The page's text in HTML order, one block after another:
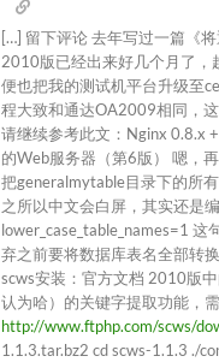
[…] 留下评论 去年写过一篇《
2010版已经出来好几个月了，
便也把我的测试机平台升级至
程大致和通达OA2009相同，
请继续参考此文：Nginx 0.8.x
的Web服务器（第6版） 嗯，
把generalmytable目录下的所
之所以中文会白屏，其实还是
lower_case_table_names=1
弃之前要将数据库表名全部转
scws安装：官方文档 2010版
认为哈）的关键字提取功能，
http://www.ftphp.com/scws/
1.1.3.tar.bz2 cd scws-1.1.3 ./